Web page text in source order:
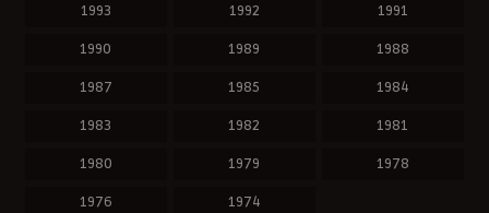
1993 1992 1991
1990 1989 1988
1987 1985 1984
1983 1982 1981
1980 1979 1978
1976 1974